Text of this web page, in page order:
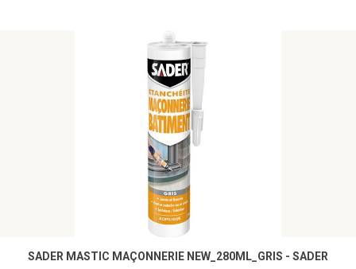
SADER MASTIC MAÇONNERIE NEW_280ML_GRIS - SADER